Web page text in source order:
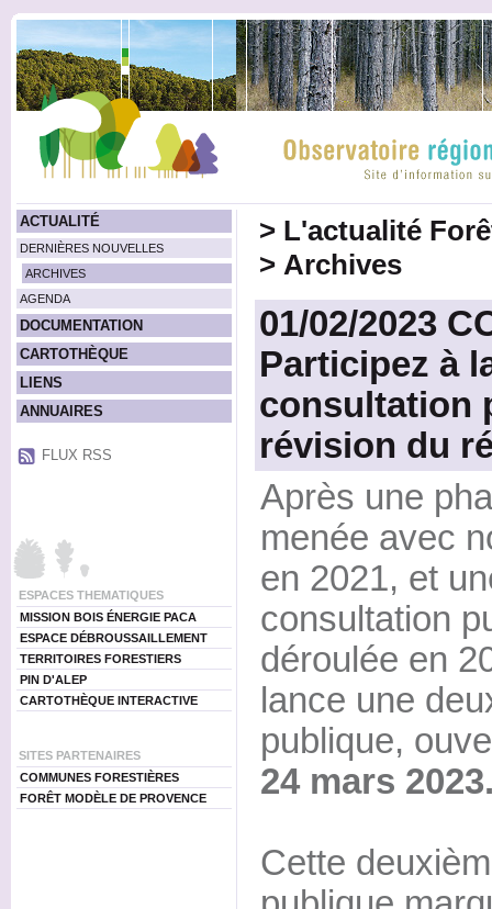
ACTUALITÉ
DERNIÈRES NOUVELLES
ARCHIVES
AGENDA
DOCUMENTATION
CARTOTHÈQUE
LIENS
ANNUAIRES
FLUX RSS
ESPACES THEMATIQUES
MISSION BOIS ÉNERGIE PACA
ESPACE DÉBROUSSAILLEMENT
TERRITOIRES FORESTIERS
PIN D'ALEP
CARTOTHÈQUE INTERACTIVE
SITES PARTENAIRES
COMMUNES FORESTIÈRES
FORÊT MODÈLE DE PROVENCE
> L'actualité
> Archives
01/02/2023
Participez à
consultation
révision du
Après une
menée avec
en 2021, et
consultation
déroulée en
lance une
publique,
24 mars
Cette